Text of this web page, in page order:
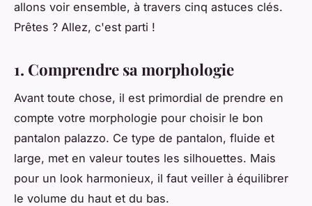
allons voir ensemble, à travers cinq astuces clés.
Prêtes ? Allez, c'est parti !
1. Comprendre sa morphologie
Avant toute chose, il est primordial de prendre en
compte votre morphologie pour choisir le bon
pantalon palazzo. Ce type de pantalon, fluide et
large, met en valeur toutes les silhouettes. Mais
pour un look harmonieux, il faut veiller à équilibrer
le volume du haut et du bas.